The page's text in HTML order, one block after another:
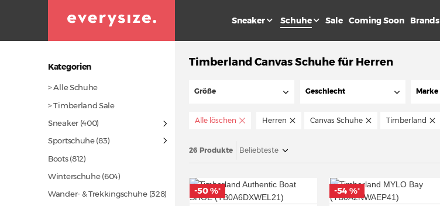
Sneaker Schuhe Sale Coming Soon Brands
Kategorien
> Alle Schuhe
> Timberland Sale
Sneaker(400)
Sportschuhe(83)
Boots(812)
Winterschuhe(604)
Wander- & Trekkingschuhe(328)
Timberland Canvas Schuhe für Herren
Größe Geschlecht Marke
Alle löschen Herren Canvas Schuhe Timberland
26 Produkte Beliebteste
-50 %* -54 %*